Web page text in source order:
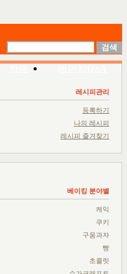
레시피관리
등록하기
나의 레시피
레시피 즐겨찾기
베이킹 분야별
케익
쿠키
구움과자
빵
초콜릿